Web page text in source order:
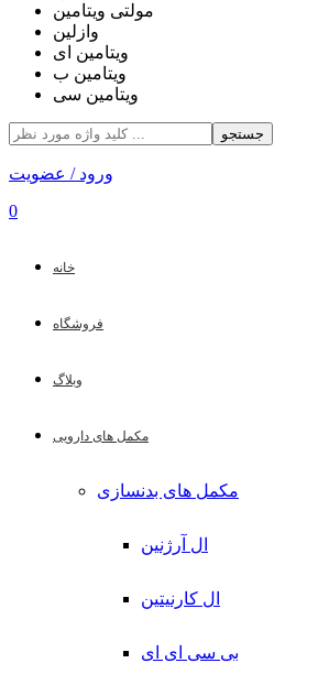
مولتی ویتامین
وازلین
ویتامین ای
ویتامین ب
ویتامین سی
جستجو
ورود / عضویت
0
خانه
فروشگاه
وبلاگ
مکمل های دارویی
مکمل های بدنسازی
ال آرژنین
ال کارنیتین
بی سی ای ای